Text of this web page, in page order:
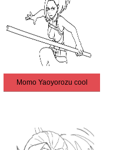
Momo Yaoyorozu cool